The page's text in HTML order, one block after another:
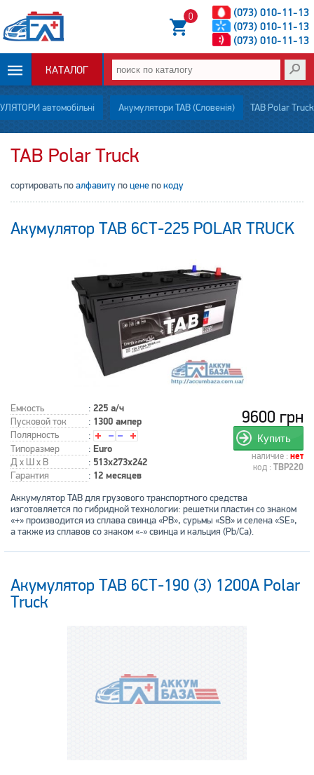
(073) 010-11-13
(073) 010-11-13
(073) 010-11-13
0
КАТАЛОГ
ОПЛАТА И
ДОСТАВКА
СТАТЬИ
О НАС
автомобільні Акумулятори TAB (Словенія) TAB Polar Truck
TAB Polar Truck
сортировать поалфавитупоценепокоду
Акумулятор TAB 6СТ-225 POLAR TRUCK
Емкость : 225 а/ч
Пусковой ток : 1300 ампер
Полярность
:
Типоразмер
: Euro
Д x Ш x В : 513x273x242
Гарантия : 12 месяцев
9600 грн
Купить
наличие : нет
код : TBP220
Аккумулятор TAB для грузового транспортного средства
изготовляется по гибридной технологии: решетки пластин со знаком
«+» производится из сплава свинца «РВ», сурьмы «SB» и селена «SE»,
а также из сплавов со знаком «-» свинца и кальция (Pb/Ca).
Акумулятор TAB 6СТ-190 (3) 1200А Polar
Truck